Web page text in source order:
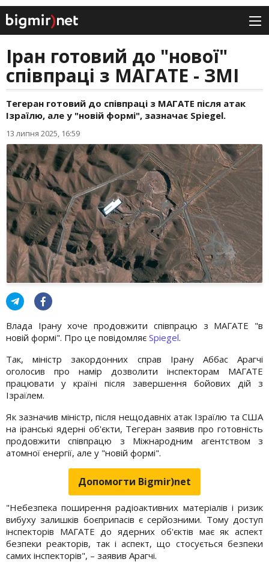
Іран готовий до "нової"
співпраці з МАГАТЕ - ЗМІ
Тегеран готовий до співпраці з МАГАТЕ після атак
Ізраїлю, але у "новій формі", зазначає Spiegel.
13 липня 2025, 16:59
Влада Ірану хоче продовжити співпрацю з МАГАТЕ "в
новій формі". Про це повідомляє Spiegel.
Так, міністр закордонних справ Ірану Аббас Арагчі
оголосив про намір дозволити інспекторам МАГАТЕ
працювати у країні після завершення бойових дій з
Ізраїлем.
Як зазначив міністр, після нещодавніх атак Ізраїлю та США
на іранські ядерні об'єкти, Тегеран заявив про готовність
продовжити співпрацю з Міжнародним агентством з
атомної енергії, але у "новій формі".
Допомогти Bigmir)net
"Небезпека поширення радіоактивних матеріалів і ризик
вибуху залишків боєприпасів є серйозними. Тому доступ
інспекторів МАГАТЕ до ядерних об'єктів має як аспект
безпеки реакторів, так і аспект, що стосується безпеки
самих інспекторів", – заявив Арагчі.